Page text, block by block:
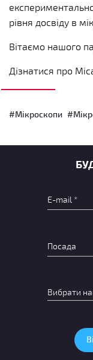
рівня досвіду в
Вітаємо нашого
Дізнатися про
#Мікроскопи